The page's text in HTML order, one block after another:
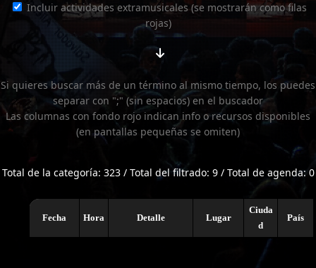
Incluir actividades extramusicales (se mostrarán como filas
rojas)
Si quieres buscar más de un término al mismo tiempo, los puedes
separar con ";" (sin espacios) en el buscador
Las columnas con fondo rojo indican info o recursos disponibles
(en pantallas pequeñas se omiten)
Total de la categoría: 323 / Total del filtrado: 9 / Total de agenda: 0
Fecha Hora Detalle Lugar
Ciuda
d
País